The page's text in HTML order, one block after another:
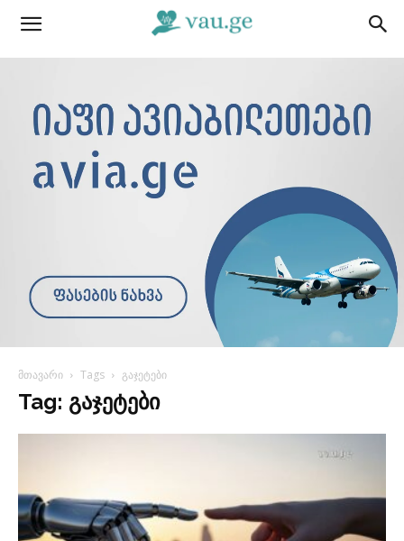
მთავარი Tags გაჯეტები
Tag: გაჯეტები